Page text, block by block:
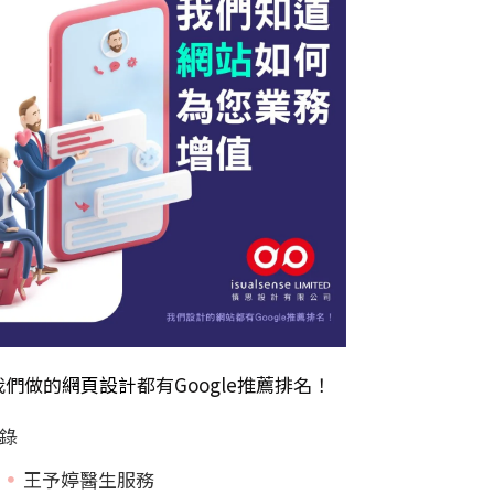
們做的網頁設計都有Google推薦排名！
王予婷醫生服務